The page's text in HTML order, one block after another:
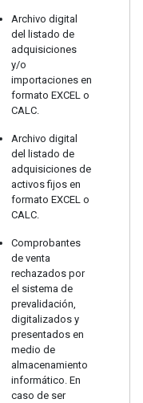
Archivo digital
del listado de
adquisiciones
y/o
importaciones en
formato EXCEL o
CALC.
Archivo digital
del listado de
adquisiciones de
activos fijos en
formato EXCEL o
CALC.
Comprobantes
de venta
rechazados por
el sistema de
prevalidación,
digitalizados y
presentados en
medio de
almacenamiento
informático. En
caso de ser